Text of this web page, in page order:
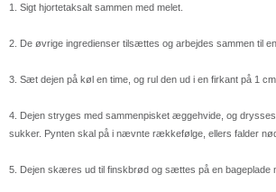
1. Sigt hjortetaksalt sammen med melet.
2. De øvrige ingredienser tilsættes og arbejdes sammen til
3. Sæt dejen på køl en time, og rul den ud i en firkant på 1
4. Dejen stryges med sammenpisket æggehvide, og
sukker. Pynten skal på i nævnte rækkefølge, ellers falder
5. Dejen skæres ud til finskbrød og sættes på en bageplade